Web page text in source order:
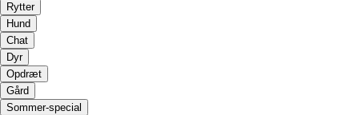
Rytter
Hund
Chat
Dyr
Opdræt
Gård
Sommer-special